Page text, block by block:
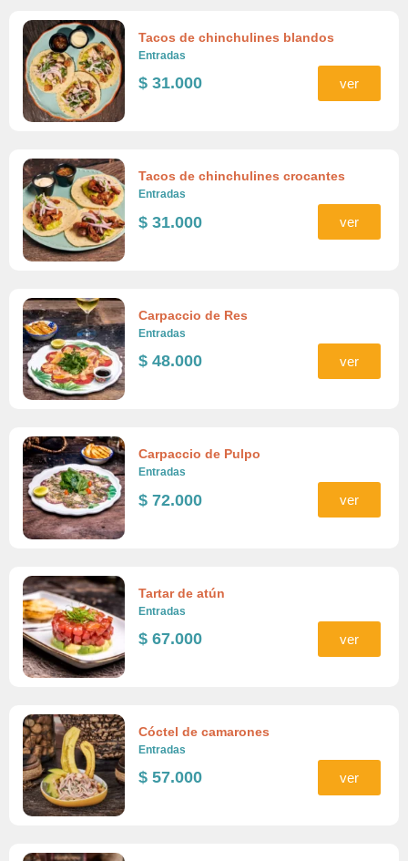
Tacos de chinchulines blandos
Entradas
$ 31.000 ver
Tacos de chinchulines crocantes
Entradas
$ 31.000 ver
Carpaccio de Res
Entradas
$ 48.000 ver
Carpaccio de Pulpo
Entradas
$ 72.000 ver
Tartar de atún
Entradas
$ 67.000 ver
Cóctel de camarones
Entradas
$ 57.000 ver